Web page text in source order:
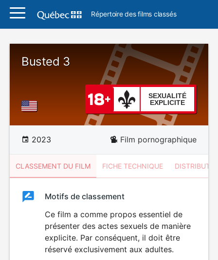
Répertoire des films classés
Busted 3
SEXUALITÉ
EXPLICITE
2023 Film pornographique
CLASSEMENT DU FILM FICHE TECHNIQUE
ClassementClassement
SEXUALITÉ
EXPLICITE
Motifs de classement
Ce film a comme propos essentiel de
présenter des actes sexuels de manière
explicite. Par conséquent, il doit être
réservé exclusivement aux adultes.